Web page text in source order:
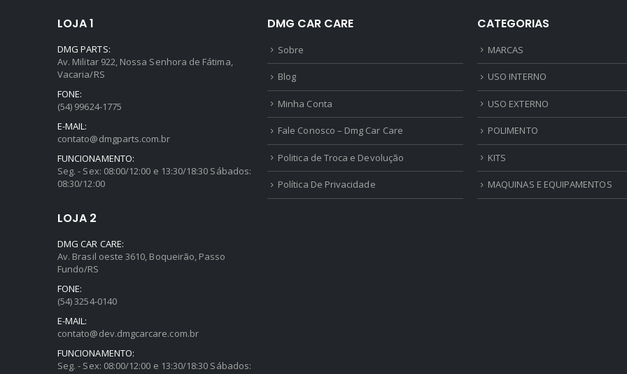
LOJA 1
DMG PARTS:
Av. Militar 922, Nossa Senhora de Fátima,
Vacaria/RS
FONE:
(54) 99624-1775
E-MAIL:
contato@dmgparts.com.br
FUNCIONAMENTO:
Seg. - Sex: 08:00/12:00 e 13:30/18:30 Sábados:
08:30/12:00
LOJA 2
DMG CAR CARE:
Av. Brasil oeste 3610, Boqueirão, Passo
Fundo/RS
FONE:
(54) 3254-0140
E-MAIL:
contato@dev.dmgcarcare.com.br
FUNCIONAMENTO:
Seg. - Sex: 08:00/12:00 e 13:30/18:30 Sábados:
DMG CAR CARE
Sobre
Blog
Minha Conta
Fale Conosco – Dmg Car Care
Politica de Troca e Devolução
Política De Privacidade
CATEGORIAS
MARCAS
USO INTERNO
USO EXTERNO
POLIMENTO
KITS
MAQUINAS E EQUIPAMENTOS